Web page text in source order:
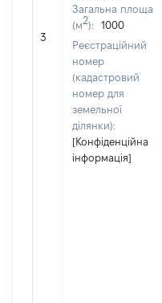
3
Загальна площа
(м2):
1000
Реєстраційний
номер
(кадастровий
номер для
земельної
ділянки):
[Конфіденційна
інформація]